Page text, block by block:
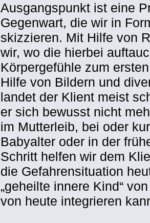
Ausgangspunkt ist eine
Gegenwart, die wir in
skizzieren. Mit Hilfe von
wir, wo die hierbei
Körpergefühle zum
Hilfe von Bildern und
landet der Klient meist
er sich bewusst nicht
im Mutterleib, bei oder
Babyalter oder in der
Schritt helfen wir dem
die Gefahrensituation
„geheilte innere Kind“
von heute integrieren